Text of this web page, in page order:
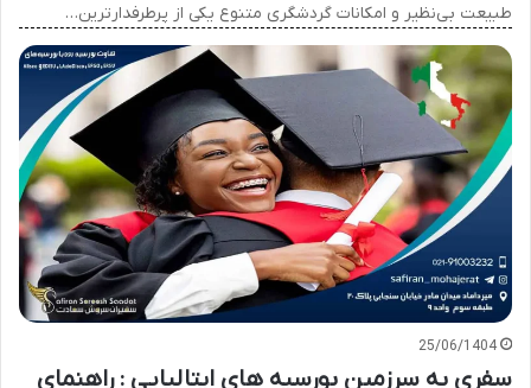
طبیعت بی‌نظیر و امکانات گردشگری متنوع یکی از پرطرفدارترین…
25/06/1404
سفری به سرزمین بورسیه های ایتالیایی : راهنمای